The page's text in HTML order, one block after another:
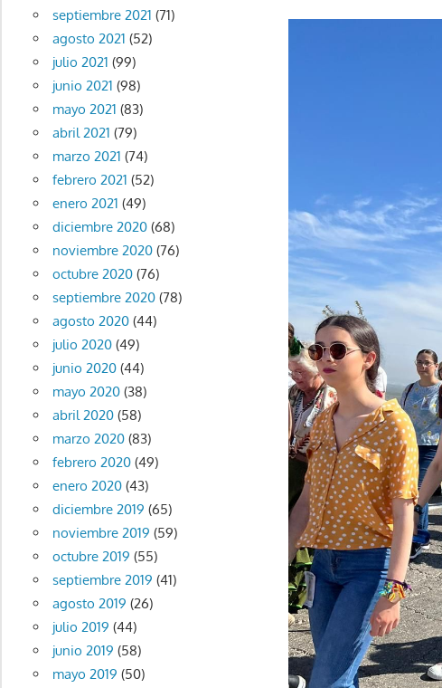
septiembre 2021 (71)
agosto 2021 (52)
julio 2021 (99)
junio 2021 (98)
mayo 2021 (83)
abril 2021 (79)
marzo 2021 (74)
febrero 2021 (52)
enero 2021 (49)
diciembre 2020(68)
noviembre 2020(76)
octubre 2020(76)
septiembre 2020(78)
agosto 2020(44)
julio 2020(49)
junio 2020(44)
mayo 2020(38)
abril 2020(58)
marzo 2020(83)
febrero 2020(49)
enero 2020(43)
diciembre 2019 (65)
noviembre 2019 (59)
octubre 2019 (55)
septiembre 2019 (41)
agosto 2019 (26)
julio 2019 (44)
junio 2019 (58)
mayo 2019 (50)